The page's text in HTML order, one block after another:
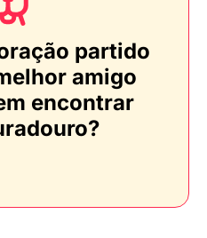
partido
amigo
encontrar